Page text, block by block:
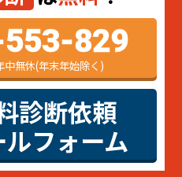
829
無休(年末年始除く)
診断依頼
ルフォーム